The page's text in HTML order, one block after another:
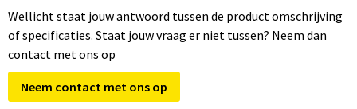
Wellicht staat jouw antwoord tussen de product omschrijving
of specificaties. Staat jouw vraag er niet tussen? Neem dan
contact met ons op
Neem contact met ons op